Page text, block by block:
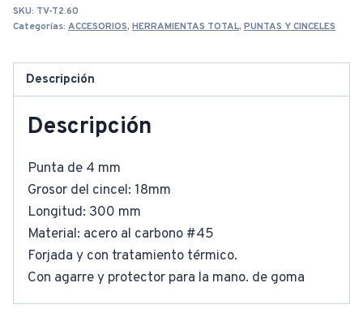
SKU: TV-T2.60
Categorías: ACCESORIOS, HERRAMIENTAS TOTAL, PUNTAS Y CINCELES
Descripción
Descripción
Punta de 4 mm
Grosor del cincel: 18mm
Longitud: 300 mm
Material: acero al carbono #45
Forjada y con tratamiento térmico.
Con agarre y protector para la mano. de goma